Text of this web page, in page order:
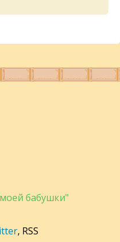
бабушки"
, RSS